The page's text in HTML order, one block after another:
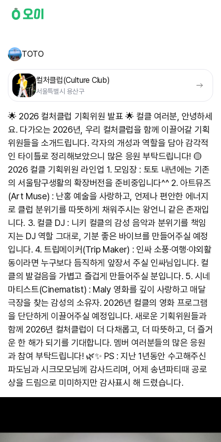
TOTO
컬처클럽(Culture Club)
서울특별시 용산구
🌟 2026 컬처클럽 기획위원 발표 🌟 컬클 여러분, 안녕하세
요. 다가오는 2026년, 우리 컬처클럽을 함께 이끌어갈 기획
위원들을 소개드립니다. 각자의 개성과 역할을 담아 감각적
인 타이틀로 정리해보았으니 많은 응원 부탁드립니다! 🟡
2026 컬클 기획위원 라인업 1. 모임장 : 토토 내년에는 기존
의 서울탐구생활의 확장버전을 준비중입니다^^ 2. 아트뮤즈
(Art Muse) : 난홍 예술을 사랑하고, 언제나 편안한 에너지
로 클럽 분위기를 따뜻하게 채워주시는 왕언니 같은 존재입
니다. 3. 컬클 DJ : 니키 컬클의 감성 음악과 분위기를 책임
지는 DJ 역할 그대로, 기분 좋은 바이브를 만들어주실 예정
입니다. 4. 트립메이커(Trip Maker) : 인싸 소풍·여행·야외활
동이라면 누구보다 듬직하게 앞장서 주실 인싸님입니다. 컬
클의 발걸음을 가볍고 즐겁게 만들어주실 분입니다. 5. 시네
마티스트(Cinematist) : Maly 영화를 깊이 사랑하고 매달
극장을 찾는 감성의 소유자. 2026년 컬클의 영화 프로그램
을 단단하게 이끌어주실 예정입니다. 새로운 기획위원들과
함께 2026년 컬처클럽이 더 다채롭고, 더 따뜻하고, 더 즐거
운 한 해가 되기를 기대합니다. 멤버 여러분들의 많은 응원
과 참여 부탁드립니다! 🌿✨ PS : 지난 1년동안 수고해주신
파도님과 시크모모님께 감사드리며, 어제 송년파티때 공로
상을 드림으로 미미하지만 감사표시 해 드렸습니다.